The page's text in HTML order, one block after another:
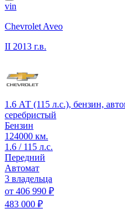
vin
Chevrolet Aveo
II 2013 г.в.
1.6 АТ (115 л.с.), бензин,
серебристый
Бензин
124000 км.
1.6 / 115 л.с.
Передний
Автомат
3 владельца
от 406 990 ₽
483 000 ₽